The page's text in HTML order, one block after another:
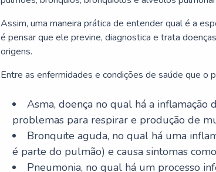
Assim, uma maneira prática de entender qual é a
é pensar que ele previne, diagnostica e trata
origens.
Entre as enfermidades e condições de saúde que o
Asma, doença no qual há a inflamação
problemas para respirar e produção de
Bronquite aguda, no qual há uma
é parte do pulmão) e causa sintomas
Pneumonia, no qual há um processo